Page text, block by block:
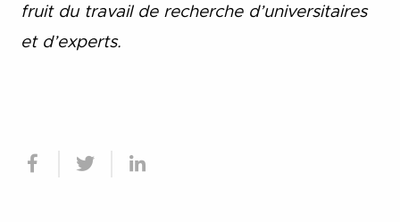
fruit du travail de recherche d’universitaires
et d’experts.